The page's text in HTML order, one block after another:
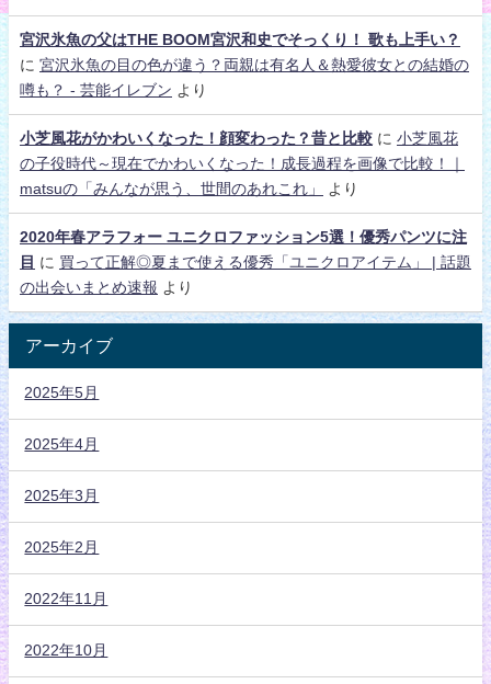
宮沢氷魚の父はTHE BOOM宮沢和史でそっくり！ 歌も上手い？
に 宮沢氷魚の目の色が違う？両親は有名人＆熱愛彼女との結婚の
噂も？ - 芸能イレブン より
小芝風花がかわいくなった！顔変わった？昔と比較 に 小芝風花
の子役時代～現在でかわいくなった！成長過程を画像で比較！｜
matsuの「みんなが思う、世間のあれこれ」
より
2020年春アラフォー ユニクロファッション5選！優秀パンツに注
目 に 買って正解◎夏まで使える優秀「ユニクロアイテム」 | 話題
の出会いまとめ速報 より
アーカイブ
2025年5月
2025年4月
2025年3月
2025年2月
2022年11月
2022年10月